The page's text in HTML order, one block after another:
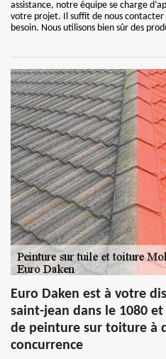
assistance, notre équipe se charge
votre projet. Il suffit de nous contacter
besoin. Nous utilisons bien sûr des
Euro Daken est à votre
saint-jean dans le 1080
de peinture sur toiture à
concurrence